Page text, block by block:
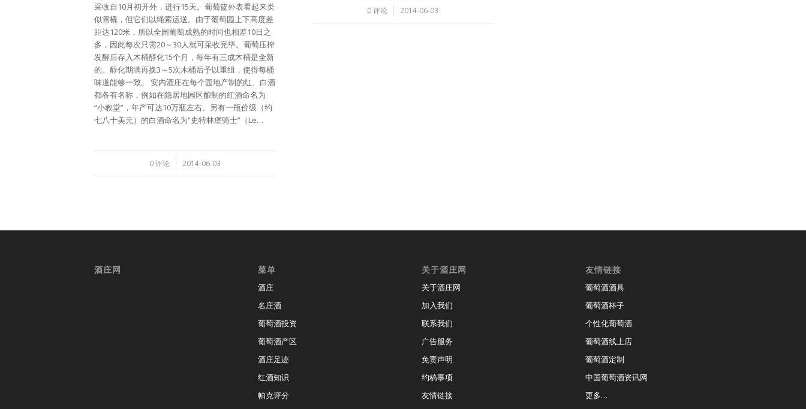
采收自10月初开外，进行15天。葡萄篮外表看起来类
似雪橇，但它们以绳索运送。由于葡萄园上下高度差
距达120米，所以全园葡萄成熟的时间也相差10日之
多，因此每次只需20～30人就可采收完毕。葡萄压榨
发酵后存入木桶醇化15个月，每年有三成木桶是全新
的。醇化期满再换3～5次木桶后予以重组，使得每桶
味道能够一致。 安内酒庄在每个园地产制的红、白酒
都各有名称，例如在隐居地园区酿制的红酒命名为
“小教堂”，年产可达10万瓶左右。另有一瓶价级（约
七八十美元）的白酒命名为“史特林堡骑士”（Le…
0 评论 2014-06-03
0 评论 2014-06-03
酒庄网 菜单
酒庄
名庄酒
葡萄酒投资
葡萄酒产区
酒庄足迹
红酒知识
帕克评分
关于酒庄网
关于酒庄网
加入我们
联系我们
广告服务
免责声明
约稿事项
友情链接
友情链接
葡萄酒酒具
葡萄酒杯子
个性化葡萄酒
葡萄酒线上店
葡萄酒定制
中国葡萄酒资讯网
更多…